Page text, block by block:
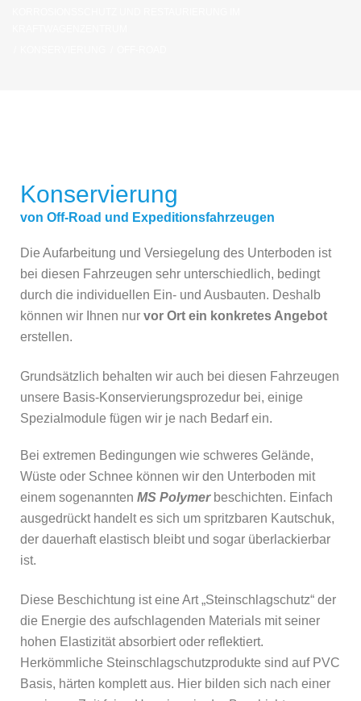
Konservierung
von Off-Road und Expeditionsfahrzeugen
Die Aufarbeitung und Versiegelung des Unterboden ist
bei diesen Fahrzeugen sehr unterschiedlich, bedingt
durch die individuellen Ein- und Ausbauten. Deshalb
können wir Ihnen nur vor Ort ein konkretes Angebot
erstellen.
Grundsätzlich behalten wir auch bei diesen Fahrzeugen
unsere Basis-Konservierungsprozedur bei, einige
Spezialmodule fügen wir je nach Bedarf ein.
Bei extremen Bedingungen wie schweres Gelände,
Wüste oder Schnee können wir den Unterboden mit
einem sogenannten MS Polymerbeschichten. Einfach
ausgedrückt handelt es sich um spritzbaren Kautschuk,
der dauerhaft elastisch bleibt und sogar überlackierbar
ist.
Diese Beschichtung ist eine Art „Steinschlagschutz“ der
die Energie des aufschlagenden Materials mit seiner
hohen Elastizität absorbiert oder reflektiert.
Herkömmliche Steinschlagschutzprodukte sind auf PVC
Basis, härten komplett aus. Hier bilden sich nach einer